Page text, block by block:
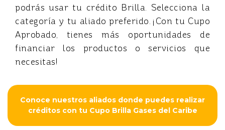
podrás usar tu crédito Brilla. Selecciona la
categoría y tu aliado preferido. ¡Con tu Cupo
Aprobado, tienes más oportunidades de
financiar los productos o servicios que
necesitas!
Conoce nuestros aliados donde puedes realizar
créditos con tu Cupo Brilla Gases del Caribe